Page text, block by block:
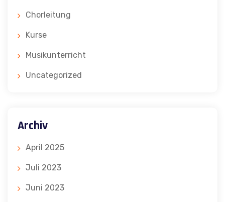
Chorleitung
Kurse
Musikunterricht
Uncategorized
Archiv
April 2025
Juli 2023
Juni 2023